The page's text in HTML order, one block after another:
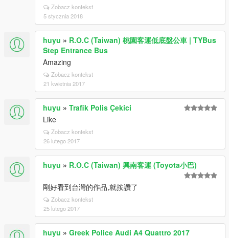
Zobacz kontekst
5 stycznia 2018
huyu » R.O.C (Taiwan) 桃園客運低底盤公車 | TYBus
Step Entrance Bus
Amazing
Zobacz kontekst
21 kwietnia 2017
huyu » Trafik Polis Çekici
Like
Zobacz kontekst
26 lutego 2017
huyu » R.O.C (Taiwan) 興南客運 (Toyota小巴)
剛好看到台灣的作品,就按讚了
Zobacz kontekst
25 lutego 2017
huyu » Greek Police Audi A4 Quattro 2017